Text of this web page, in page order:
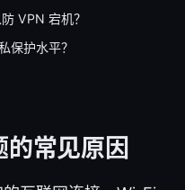
VPN 宕机？
保护水平？
常见原因